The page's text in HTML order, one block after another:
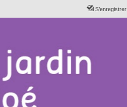
S’enregistrer